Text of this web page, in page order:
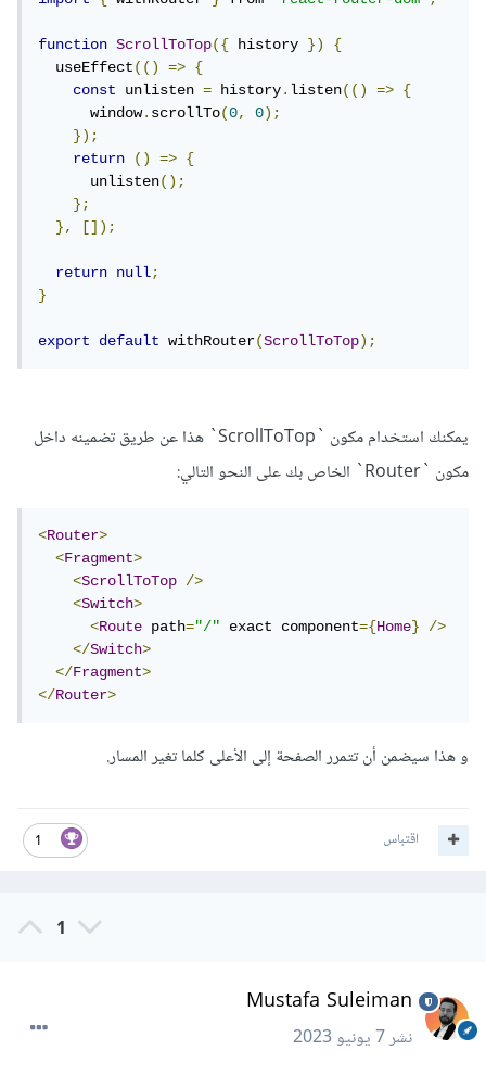
function ScrollToTop({ history })
{
useEffect(() =>
{
const
unlisten = history.listen(() =>
{
window.scrollTo(0, 0);
});
return
() =>
{
unlisten();
};
},
[]);
return null;
}
export default withRouter(ScrollToTop);
يمكنك استخدام مكون `ScrollToTop` هذا عن طريق تضمينه داخل
مكون `Router` الخاص بك على النحو التالي:
<Router>
<Fragment>
<ScrollToTop
/>
<Switch>
<Route path="/" exact component={Home}
/>
</Switch>
</Fragment>
</Router>
و هذا سيضمن أن تتمرر الصفحة إلى الأعلى كلما تغير المسار.
1 اقتباس
1
Mustafa Suleiman
نشر7 يونيو 2023